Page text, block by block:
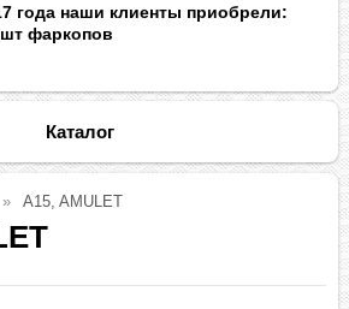
года наши клиенты приобрели:
фаркопов
Каталог
A15, AMULET